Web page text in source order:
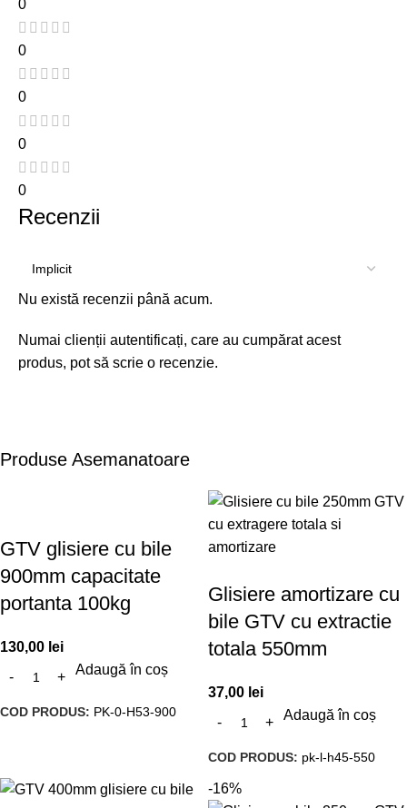
0
0
0
0
0
Recenzii
Nu există recenzii până acum.
Numai clienții autentificați, care au cumpărat acest
produs, pot să scrie o recenzie.
Produse Asemanatoare
GTV glisiere cu bile
900mm capacitate
portanta 100kg
130,00 lei
Adaugă în coș
COD PRODUS: PK-0-H53-900
Glisiere amortizare cu
bile GTV cu extractie
totala 550mm
37,00 lei
Adaugă în coș
COD PRODUS: pk-l-h45-550
-16%